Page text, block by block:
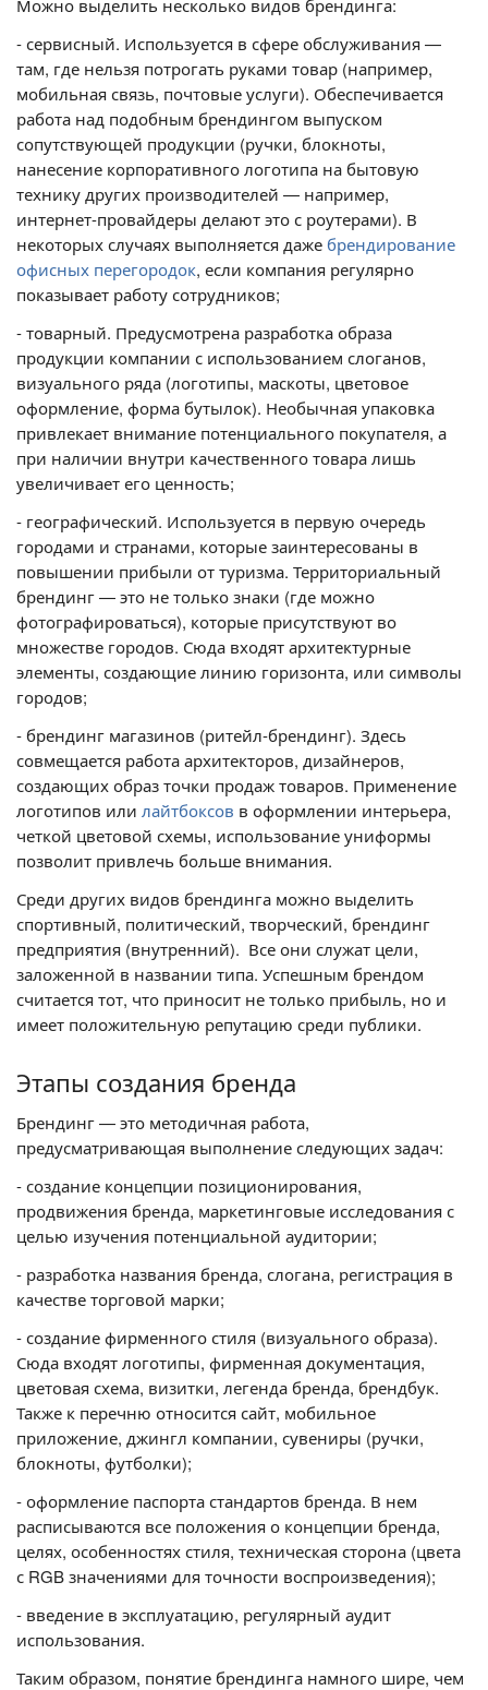
Можно выделить несколько видов брендинга:
- сервисный. Используется в сфере обслуживания —
там, где нельзя потрогать руками товар (например,
мобильная связь, почтовые услуги). Обеспечивается
работа над подобным брендингом выпуском
сопутствующей продукции (ручки, блокноты,
нанесение корпоративного логотипа на бытовую
технику других производителей — например,
интернет-провайдеры делают это с роутерами). В
некоторых случаях выполняется дажебрендирование
офисных перегородок, если компания регулярно
показывает работу сотрудников;
- товарный. Предусмотрена разработка образа
продукции компании с использованием слоганов,
визуального ряда (логотипы, маскоты, цветовое
оформление, форма бутылок). Необычная упаковка
привлекает внимание потенциального покупателя, а
при наличии внутри качественного товара лишь
увеличивает его ценность;
- географический. Используется в первую очередь
городами и странами, которые заинтересованы в
повышении прибыли от туризма. Территориальный
брендинг — это не только знаки (где можно
фотографироваться), которые присутствуют во
множестве городов. Сюда входят архитектурные
элементы, создающие линию горизонта, или символы
городов;
- брендинг магазинов (ритейл-брендинг). Здесь
совмещается работа архитекторов, дизайнеров,
создающих образ точки продаж товаров. Применение
логотипов или лайтбоксов в оформлении интерьера,
четкой цветовой схемы, использование униформы
позволит привлечь больше внимания.
Среди других видов брендинга можно выделить
спортивный, политический, творческий, брендинг
предприятия (внутренний). Все они служат цели,
заложенной в названии типа. Успешным брендом
считается тот, что приносит не только прибыль, но и
имеет положительную репутацию среди публики.
Этапы создания бренда
Брендинг — это методичная работа,
предусматривающая выполнение следующих задач:
- создание концепции позиционирования,
продвижения бренда, маркетинговые исследования с
целью изучения потенциальной аудитории;
- разработка названия бренда, слогана, регистрация в
качестве торговой марки;
- создание фирменного стиля (визуального образа).
Сюда входят логотипы, фирменная документация,
цветовая схема, визитки, легенда бренда, брендбук.
Также к перечню относится сайт, мобильное
приложение, джингл компании, сувениры (ручки,
блокноты, футболки);
- оформление паспорта стандартов бренда. В нем
расписываются все положения о концепции бренда,
целях, особенностях стиля, техническая сторона (цвета
с RGB значениями для точности воспроизведения);
- введение в эксплуатацию, регулярный аудит
использования.
Таким образом, понятие брендинга намного шире, чем